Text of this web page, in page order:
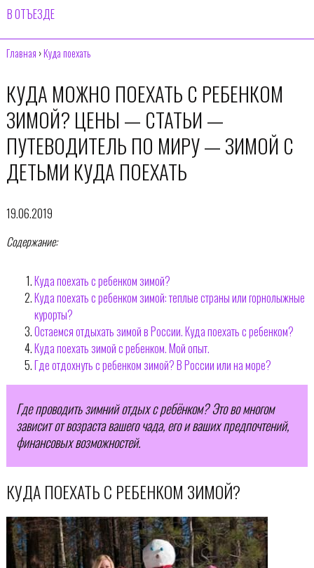
В ОТЪЕЗДЕ
Главная ›Куда поехать
КУДА МОЖНО ПОЕХАТЬ С РЕБЕНКОМ
ЗИМОЙ? ЦЕНЫ — СТАТЬИ —
ПУТЕВОДИТЕЛЬ ПО МИРУ — ЗИМОЙ С
ДЕТЬМИ КУДА ПОЕХАТЬ
19.06.2019
Содержание:
Куда поехать с ребенком зимой?
Куда поехать с ребенком зимой: теплые страны или горнолыжные
курорты?
Остаемся отдыхать зимой в России. Куда поехать с ребенком?
Куда поехать зимой с ребенком. Мой опыт.
Где отдохнуть с ребенком зимой? В России или на море?
Где проводить зимний отдых с ребёнком? Это во многом
зависит от возраста вашего чада, его и ваших предпочтений,
финансовых возможностей.
КУДА ПОЕХАТЬ С РЕБЕНКОМ ЗИМОЙ?